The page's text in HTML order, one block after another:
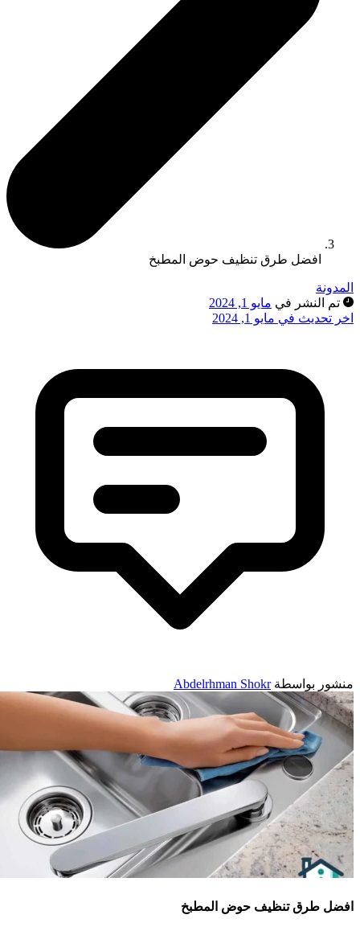
افضل طرق تنظيف حوض المطبخ
تم النشر في مايو 1, 2024
تحديث في مايو 1, 2024
بواسطةAbdelrhman Shokr
طرق تنظيف حوض المطبخ